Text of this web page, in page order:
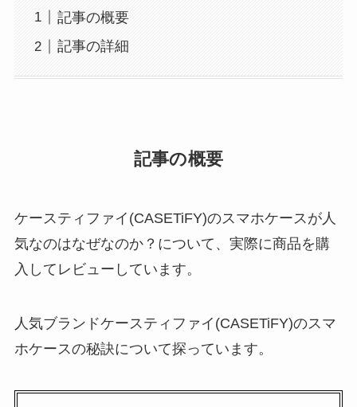
記事の概要
記事の詳細
記事の概要
ケースティファイ(CASETiFY)のスマホケースが人
気なのはなぜなのか？について、実際に商品を購
入してレビューしています。
人気ブランドケースティファイ(CASETiFY)のスマ
ホケースの秘訣について探っています。